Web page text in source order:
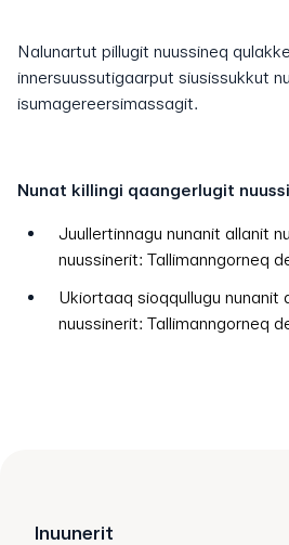
Nalunartut pillugit nuussineq
innersuussutigaarput siusissukkut
isumagereersimassagit.
Nunat killingi qaangerlugit
Juullertinnagu nunanit allanit
nuussinerit: Tallimanngorneq
Ukiortaaq sioqqullugu nunanit
nuussinerit: Tallimanngorneq
Inuunerit